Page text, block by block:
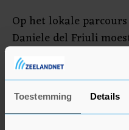
Toestemming Details
Op het lokale
Daniele del Friuli
Ragogna, een steil
kilometer, worden
doorkomst was het
Kelderman en